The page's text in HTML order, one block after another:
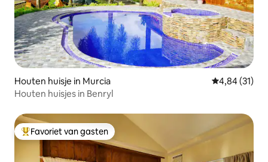
Houten huisje in Murcia Gemiddelde
4,84 (31)
Houten huisjes in Benryl
Topfavoriet van gasten
Favoriet van gasten